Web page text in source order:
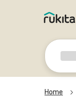
Home